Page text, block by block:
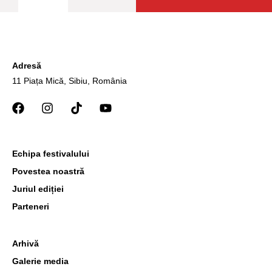
Adresă
11 Piața Mică, Sibiu, România
Arhivă
Galerie media
Echipa festivalului
Povestea noastră
Juriul ediției
Parteneri